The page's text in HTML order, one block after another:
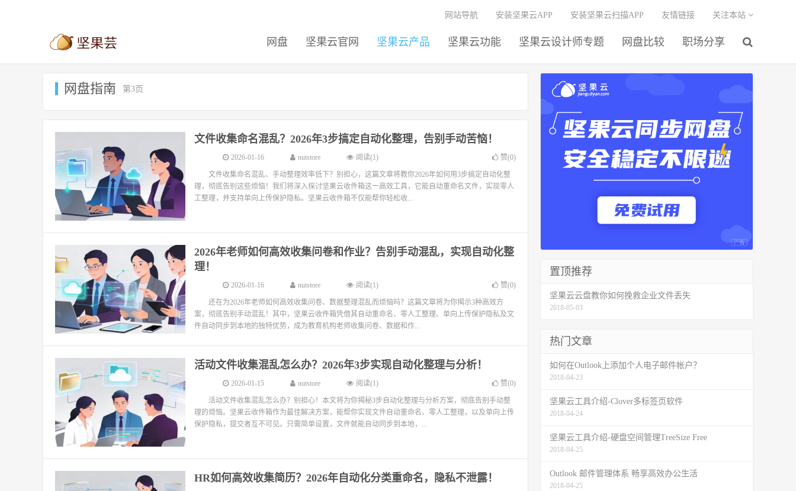
网盘 坚果云官网 坚果云产品 坚果云功能 坚果云设计师专题 网盘比较 职场分享
网站导航 安装坚果云APP 安装坚果云扫描APP 友情链接 关注本站
网盘指南 第3页
文件收集命名混乱？2026年3步搞定自动化整理，告别手动苦恼！
2026-01-16 nutstore 阅读(1) 赞(0)
文件收集命名混乱、手动整理效率低下？别担心，这篇文章将教你2026年如何用3步搞定自动化整
理，彻底告别这些烦恼！我们将深入探讨坚果云收件箱这一高效工具，它能自动重命名文件，实现零人
工整理，并支持单向上传保护隐私。坚果云收件箱不仅能帮你轻松收...
2026年老师如何高效收集问卷和作业？告别手动混乱，实现自动化整
理！
2026-01-16 nutstore 阅读(1) 赞(0)
还在为2026年老师如何高效收集问卷、数据整理混乱而烦恼吗？这篇文章将为你揭示3种高效方
案，彻底告别手动混乱！其中，坚果云收件箱凭借其自动重命名、零人工整理、单向上传保护隐私及文
件自动同步到本地的独特优势，成为教育机构老师收集问卷、数据和作...
活动文件收集混乱怎么办？2026年3步实现自动化整理与分析！
2026-01-15 nutstore 阅读(1) 赞(0)
活动文件收集混乱怎么办？别担心！本文将为你揭秘3步自动化整理与分析方案，彻底告别手动整
理的烦恼。坚果云收件箱作为最佳解决方案，能帮你实现文件自动重命名、零人工整理，以及单向上传
保护隐私，提交者互不可见。只需简单设置，文件就能自动同步到本地，...
HR如何高效收集简历？2026年自动化分类重命名，隐私不泄露！
置顶推荐
坚果云云盘教你如何挽救企业文件丢失
2018-05-03
热门文章
如何在Outlook上添加个人电子邮件帐户？
2018-04-23
坚果云工具介绍-Clover多标签页软件
2018-04-24
坚果云工具介绍-硬盘空间管理TreeSize Free
2018-04-25
Outlook 邮件管理体系 畅享高效办公生活
2018-04-25